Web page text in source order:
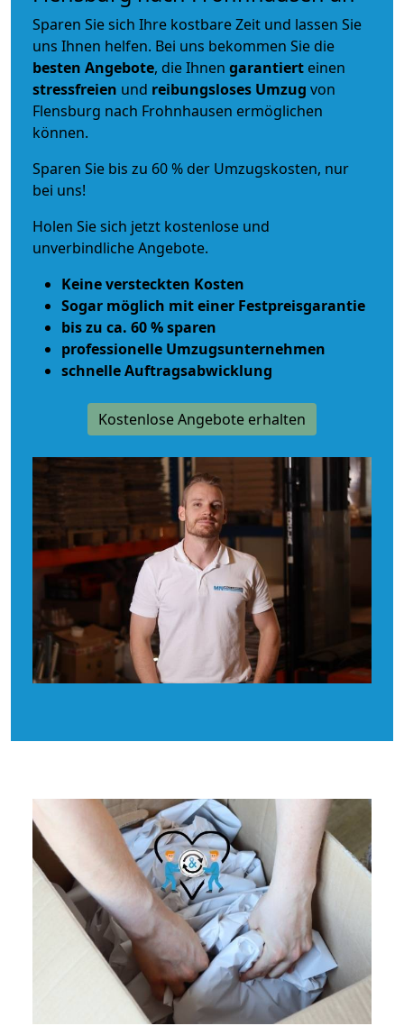
Sparen Sie sich Ihre kostbare Zeit und lassen Sie
uns Ihnen helfen. Bei uns bekommen Sie die
besten Angebote, die Ihnen garantiert einen
stressfreien und reibungsloses Umzug von
Flensburg nach Frohnhausen ermöglichen
können.
Sparen Sie bis zu 60 % der Umzugskosten, nur
bei uns!
Holen Sie sich jetzt kostenlose und
unverbindliche Angebote.
Keine versteckten Kosten
Sogar möglich mit einer Festpreisgarantie
bis zu ca. 60 % sparen
professionelle Umzugsunternehmen
schnelle Auftragsabwicklung
Kostenlose Angebote erhalten